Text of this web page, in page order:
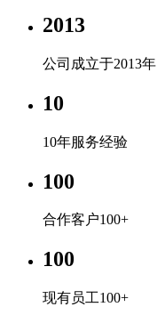
2013
公司成立于2013年
10
10年服务经验
100
合作客户100+
100
现有员工100+